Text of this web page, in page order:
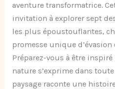
aventure transformatrice.
invitation à explorer sept
les plus époustouflantes,
promesse unique d’évasion
Préparez-vous à être
nature s’exprime dans
paysage raconte une